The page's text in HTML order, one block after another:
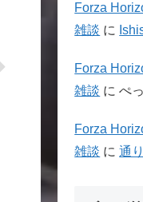
Forza
雑談 に
Forza
雑談 にぺ
Forza
雑談 に通